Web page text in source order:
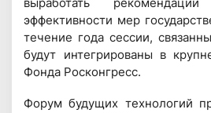
эффективности мер
течение года сессии,
будут интегрированы в
Фонда Росконгресс.
Форум будущих технологий